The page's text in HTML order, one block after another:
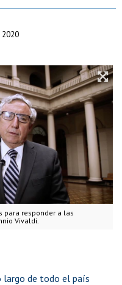
para responder a las
Vivaldi.
largo de todo el país